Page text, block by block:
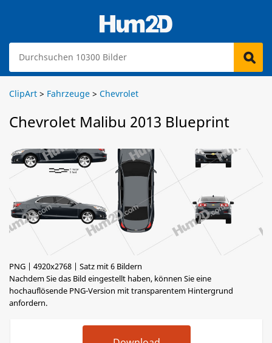
ClipArt > Fahrzeuge > Chevrolet
Chevrolet Malibu 2013 Blueprint
PNG | 4920x2768 | Satz mit 6 Bildern
Nachdem Sie das Bild eingestellt haben, können Sie eine
hochauflösende PNG-Version mit transparentem Hintergrund
anfordern.